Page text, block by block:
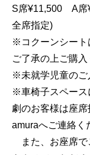
S席¥11,500 A席
全席指定)
※コクーンシート
ご了承の上ご購入
※未就学児童のご
※車椅子スペース
劇のお客様は座
amuraへご連絡く
また、お座席で